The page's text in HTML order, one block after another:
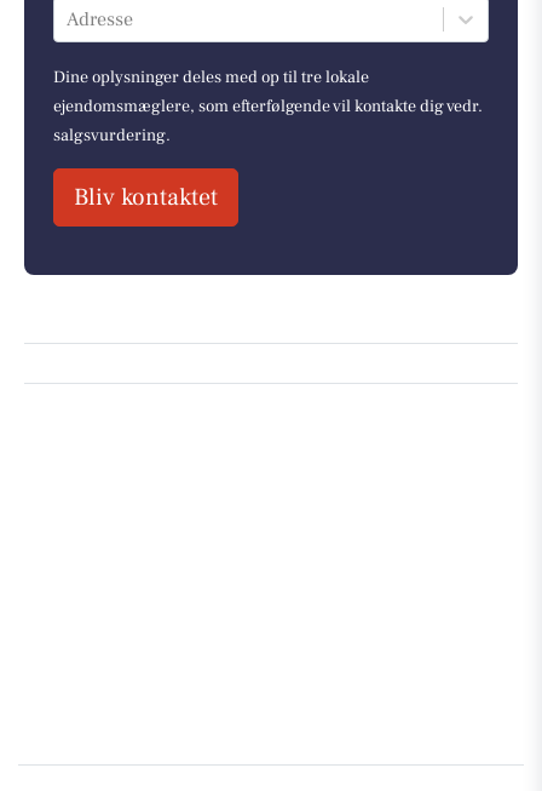
Adresse
Dine oplysninger deles med op til tre lokale
ejendomsmæglere, som efterfølgende vil kontakte dig vedr.
salgsvurdering.
Bliv kontaktet